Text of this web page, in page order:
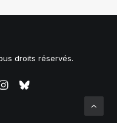
droits réservés.